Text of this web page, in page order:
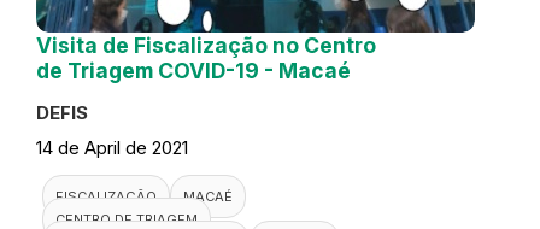
Visita de Fiscalização no Centro
de Triagem COVID-19 - Macaé
DEFIS
14 de April de 2021
FISCALIZAÇÃO
MACAÉ
CENTRO DE TRIAGEM